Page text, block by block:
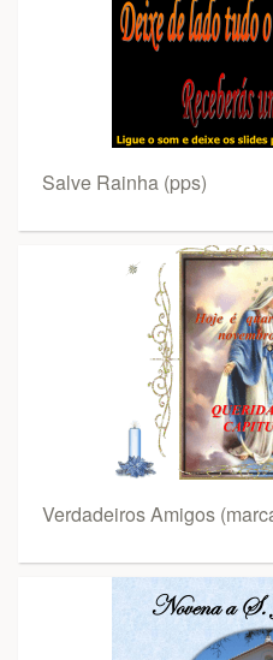
Salve Rainha (pps)
Verdadeiros Amigos